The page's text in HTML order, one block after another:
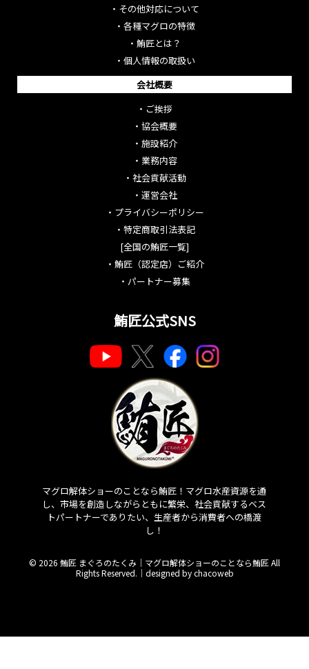
・ その他対応について
・ 各種マグロの特徴
・ 鮪匠とは？
・ 個人情報の取扱い
会社概要
・ ご挨拶
・ 協会概要
・ 施設紹介
・ 業務内容
・ 社会貢献活動
・ 運営会社
・ プライバシーポリシー
・ 特定商取引法表記
[全国の鮪匠一覧]
・ 鮪匠（認定店）ご紹介
・ パートナー募集
鮪匠公式SNS
マグロ解体ショーのことなら鮪匠！マグロ水産資源を通
し、市場を創造しながらともに繁栄、社会貢献するベス
トパートナーでありたい、生産者から消費者への橋渡
し！
© 2026 鮪匠 まぐろのたくみ｜マグロ解体ショーのことなら鮪匠 All
Rights Reserved.｜ designed by chacoweb